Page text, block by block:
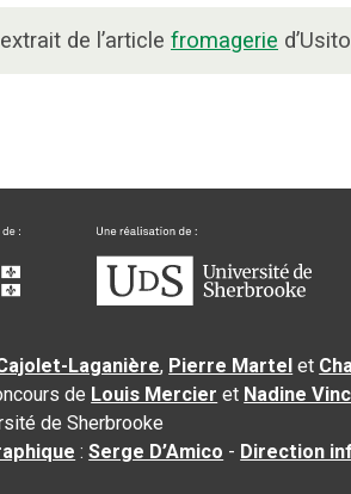
de l’article fromagerie
Laganière, Pierre Martel et
de Louis Mercier et Nadine
de Sherbrooke
:Serge D’Amico - Direction